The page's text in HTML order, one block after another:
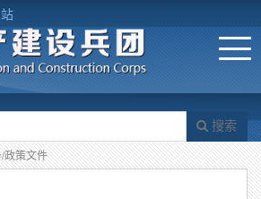
搜索
政策文件